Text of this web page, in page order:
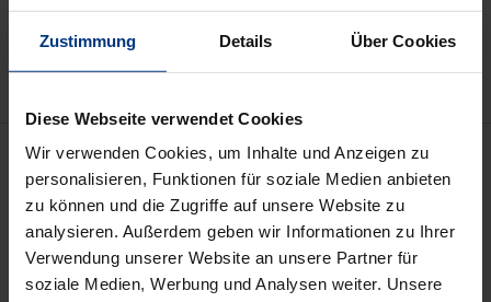
Zustimmung Details Über Cookies
Diese Webseite verwendet Cookies
Wir verwenden Cookies, um Inhalte und Anzeigen zu
personalisieren, Funktionen für soziale Medien anbieten
zu können und die Zugriffe auf unsere Website zu
analysieren. Außerdem geben wir Informationen zu Ihrer
Verwendung unserer Website an unsere Partner für
soziale Medien, Werbung und Analysen weiter. Unsere
Zur Wunschliste hinzufügen
Hinweise zu Versandkosten
Beschreibung
Das Kulturphänomen Sport ist in den letzten Jahren
zunehmend in den Blickpunkt der historischen
Forschung gerückt. Das gilt in besonderem Maße